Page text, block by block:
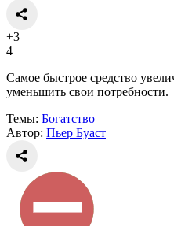
+3
4
Самое быстрое средство
уменьшить свои потребности.
Темы: Богатство
Автор: Пьер Буаст